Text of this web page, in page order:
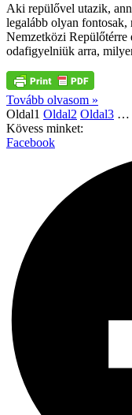
Aki repülővel utazik,
legalább olyan fontosak,
Nemzetközi Repülőtérre
odafigyelniük arra,
Tovább olvasom »
Oldal1 Oldal2 Oldal3 …
Kövess minket:
Facebook